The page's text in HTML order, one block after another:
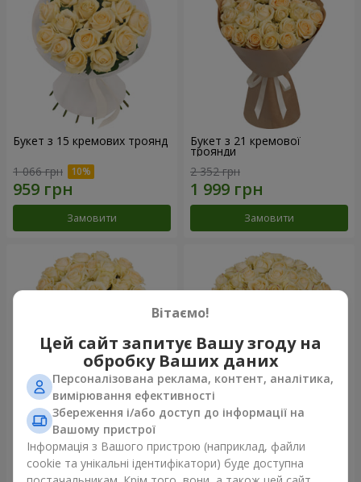
Букет з 15 кремових троянд
1 066 грн
Замовити
Букет з 21 кремової
троянди
2 352 грн
Замовити
Букет з 25 кремових троянд
2 874 грн
Букет з 51 кремової
2 656 грн
Вітаємо!
Цей сайт запитує Вашу згоду на
обробку Ваших даних
Персоналізована реклама, контент, аналітика,
вимірювання ефективності
Збереження і/або доступ до інформації на
Вашому пристрої
Інформація з Вашого пристрою (наприклад, файли
cookie та унікальні ідентифікатори) буде доступна